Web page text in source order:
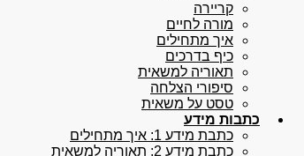
קריירה
מורה לחיים
איך מתחילים
כיף בדרכים
תאוריה למשאית
סיפורי הצלחה
טסט על משאית
כתבות מידע
כתבת מידע 1: איך מתחילים
כתבת מידע 2: תאוריה למשאית